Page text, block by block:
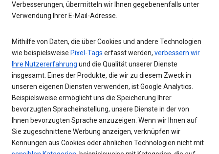
Verbesserungen, übermitteln wir Ihnen gegebenenfalls unter
Verwendung Ihrer E-Mail-Adresse.
Mithilfe von Daten, die über Cookies und andere Technologien
wie beispielsweise Pixel-Tags erfasst werden, verbessern wir
Ihre Nutzererfahrung und die Qualität unserer Dienste
insgesamt. Eines der Produkte, die wir zu diesem Zweck in
unseren eigenen Diensten verwenden, ist Google Analytics.
Beispielsweise ermöglicht uns die Speicherung Ihrer
bevorzugten Spracheinstellung, unsere Dienste in der von
Ihnen bevorzugten Sprache anzuzeigen. Wenn wir Ihnen auf
Sie zugeschnittene Werbung anzeigen, verknüpfen wir
Kennungen aus Cookies oder ähnlichen Technologien nicht mit